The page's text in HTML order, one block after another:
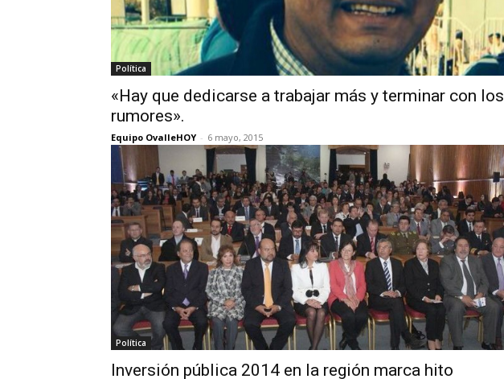
Política
«Hay que dedicarse a trabajar más y terminar con los
rumores».
Equipo OvalleHOY - 6 mayo, 2015
Política
Inversión pública 2014 en la región marca hito